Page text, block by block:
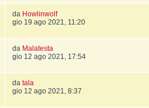
da Howlinwolf
gio 19 ago 2021, 11:20
da Malatesta
gio 12 ago 2021, 17:54
da tala
gio 12 ago 2021, 8:37